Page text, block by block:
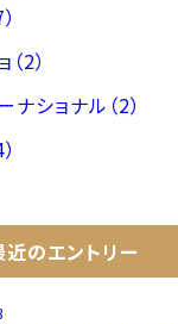
2）
ナショナル（2）
近のエントリー